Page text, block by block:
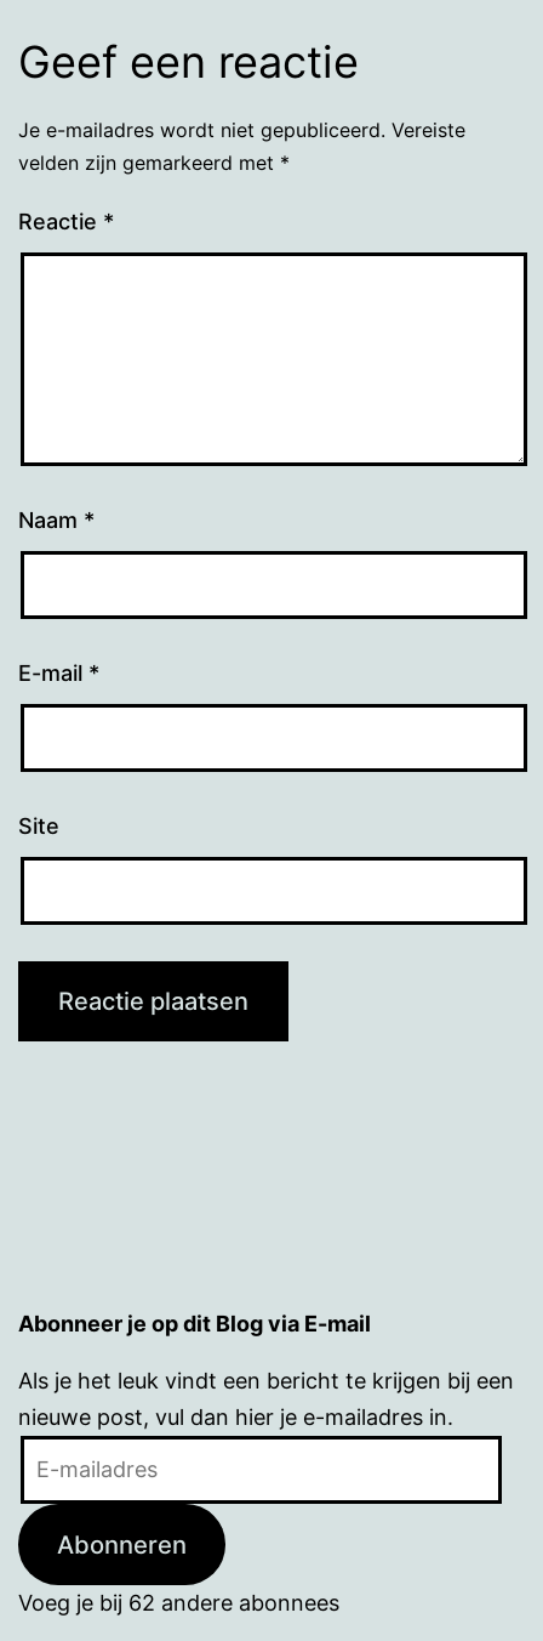
Geef een reactie
Je e-mailadres wordt niet gepubliceerd. Vereiste
velden zijn gemarkeerd met *
Reactie *
Naam *
E-mail *
Site
Abonneer je op dit Blog via E-mail
Als je het leuk vindt een bericht te krijgen bij een
nieuwe post, vul dan hier je e-mailadres in.
Abonneren
Voeg je bij 62 andere abonnees